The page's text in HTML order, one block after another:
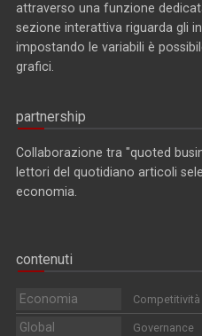
attraverso una funzione
sezione interattiva riguarda gli
impostando le variabili è
grafici.
partnership
Collaborazione tra "quoted
lettori del quotidiano articoli
economia.
contenuti
Economia Competitività
Global Governance